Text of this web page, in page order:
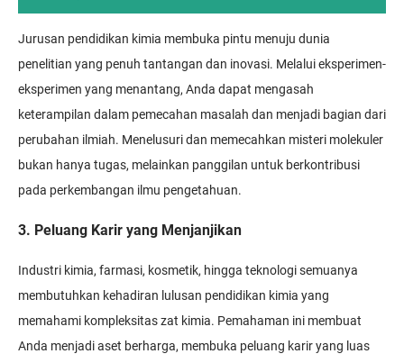
Jurusan pendidikan kimia membuka pintu menuju dunia
penelitian yang penuh tantangan dan inovasi. Melalui eksperimen-
eksperimen yang menantang, Anda dapat mengasah
keterampilan dalam pemecahan masalah dan menjadi bagian dari
perubahan ilmiah. Menelusuri dan memecahkan misteri molekuler
bukan hanya tugas, melainkan panggilan untuk berkontribusi
pada perkembangan ilmu pengetahuan.
3. Peluang Karir yang Menjanjikan
Industri kimia, farmasi, kosmetik, hingga teknologi semuanya
membutuhkan kehadiran lulusan pendidikan kimia yang
memahami kompleksitas zat kimia. Pemahaman ini membuat
Anda menjadi aset berharga, membuka peluang karir yang luas